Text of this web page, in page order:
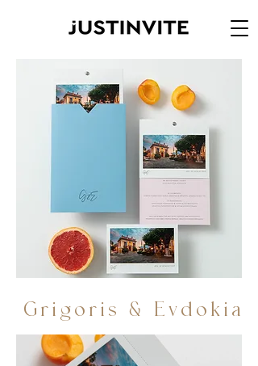
Grigoris & Evdokia